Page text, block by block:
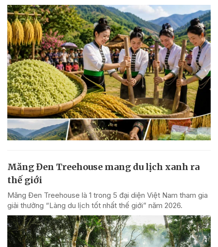
Măng Đen Treehouse mang du lịch xanh ra
thế giới
Măng Đen Treehouse là 1 trong 5 đại diện Việt Nam tham gia
giải thưởng “Làng du lịch tốt nhất thế giới” năm 2026.